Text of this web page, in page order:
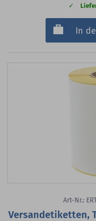
In
Art-Nr.:
Versandetiketten,